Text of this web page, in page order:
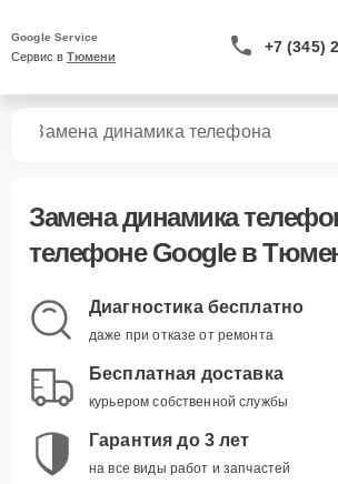
Google Service
Сервис в Тюмени
+7 (345)
Замена динамика телефона
Замена динамика
телефоне Google в
Диагностика бесплатно
даже при отказе от ремонта
Бесплатная доставка
курьером собственной службы
Гарантия до 3 лет
на все виды работ и запчастей